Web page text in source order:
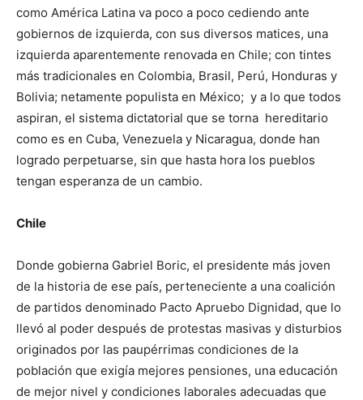
como América Latina va poco a poco cediendo ante
gobiernos de izquierda, con sus diversos matices, una
izquierda aparentemente renovada en Chile; con tintes
más tradicionales en Colombia, Brasil, Perú, Honduras y
Bolivia; netamente populista en México; y a lo que todos
aspiran, el sistema dictatorial que se torna hereditario
como es en Cuba, Venezuela y Nicaragua, donde han
logrado perpetuarse, sin que hasta hora los pueblos
tengan esperanza de un cambio.
Chile
Donde gobierna Gabriel Boric, el presidente más joven
de la historia de ese país, perteneciente a una coalición
de partidos denominado Pacto Apruebo Dignidad, que lo
llevó al poder después de protestas masivas y disturbios
originados por las paupérrimas condiciones de la
población que exigía mejores pensiones, una educación
de mejor nivel y condiciones laborales adecuadas que